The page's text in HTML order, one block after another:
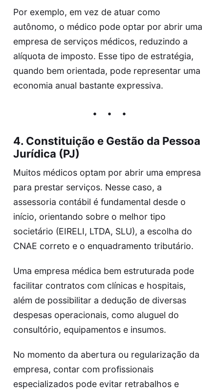
Por exemplo, em vez de atuar como
autônomo, o médico pode optar por abrir uma
empresa de serviços médicos, reduzindo a
alíquota de imposto. Esse tipo de estratégia,
quando bem orientada, pode representar uma
economia anual bastante expressiva.
4. Constituição e Gestão da Pessoa
Jurídica (PJ)
Muitos médicos optam por abrir uma empresa
para prestar serviços. Nesse caso, a
assessoria contábil é fundamental desde o
início, orientando sobre o melhor tipo
societário (EIRELI, LTDA, SLU), a escolha do
CNAE correto e o enquadramento tributário.
Uma empresa médica bem estruturada pode
facilitar contratos com clínicas e hospitais,
além de possibilitar a dedução de diversas
despesas operacionais, como aluguel do
consultório, equipamentos e insumos.
No momento da abertura ou regularização da
empresa, contar com profissionais
especializados pode evitar retrabalhos e